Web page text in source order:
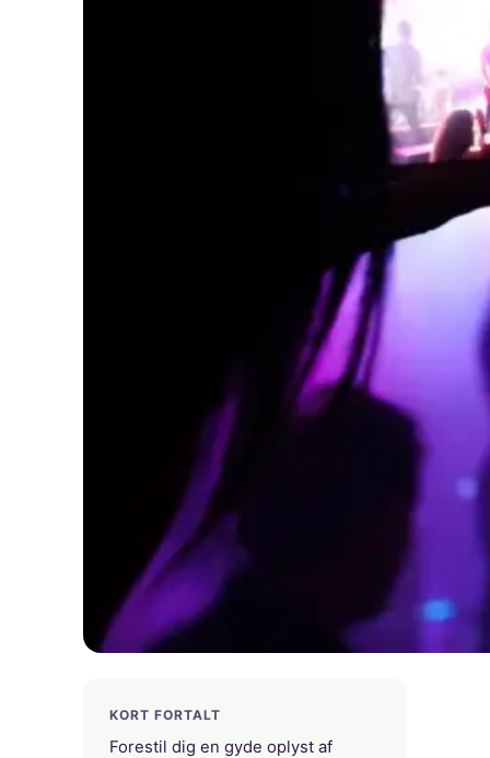
KORT FORTALT
Forestil dig en gyde oplyst af